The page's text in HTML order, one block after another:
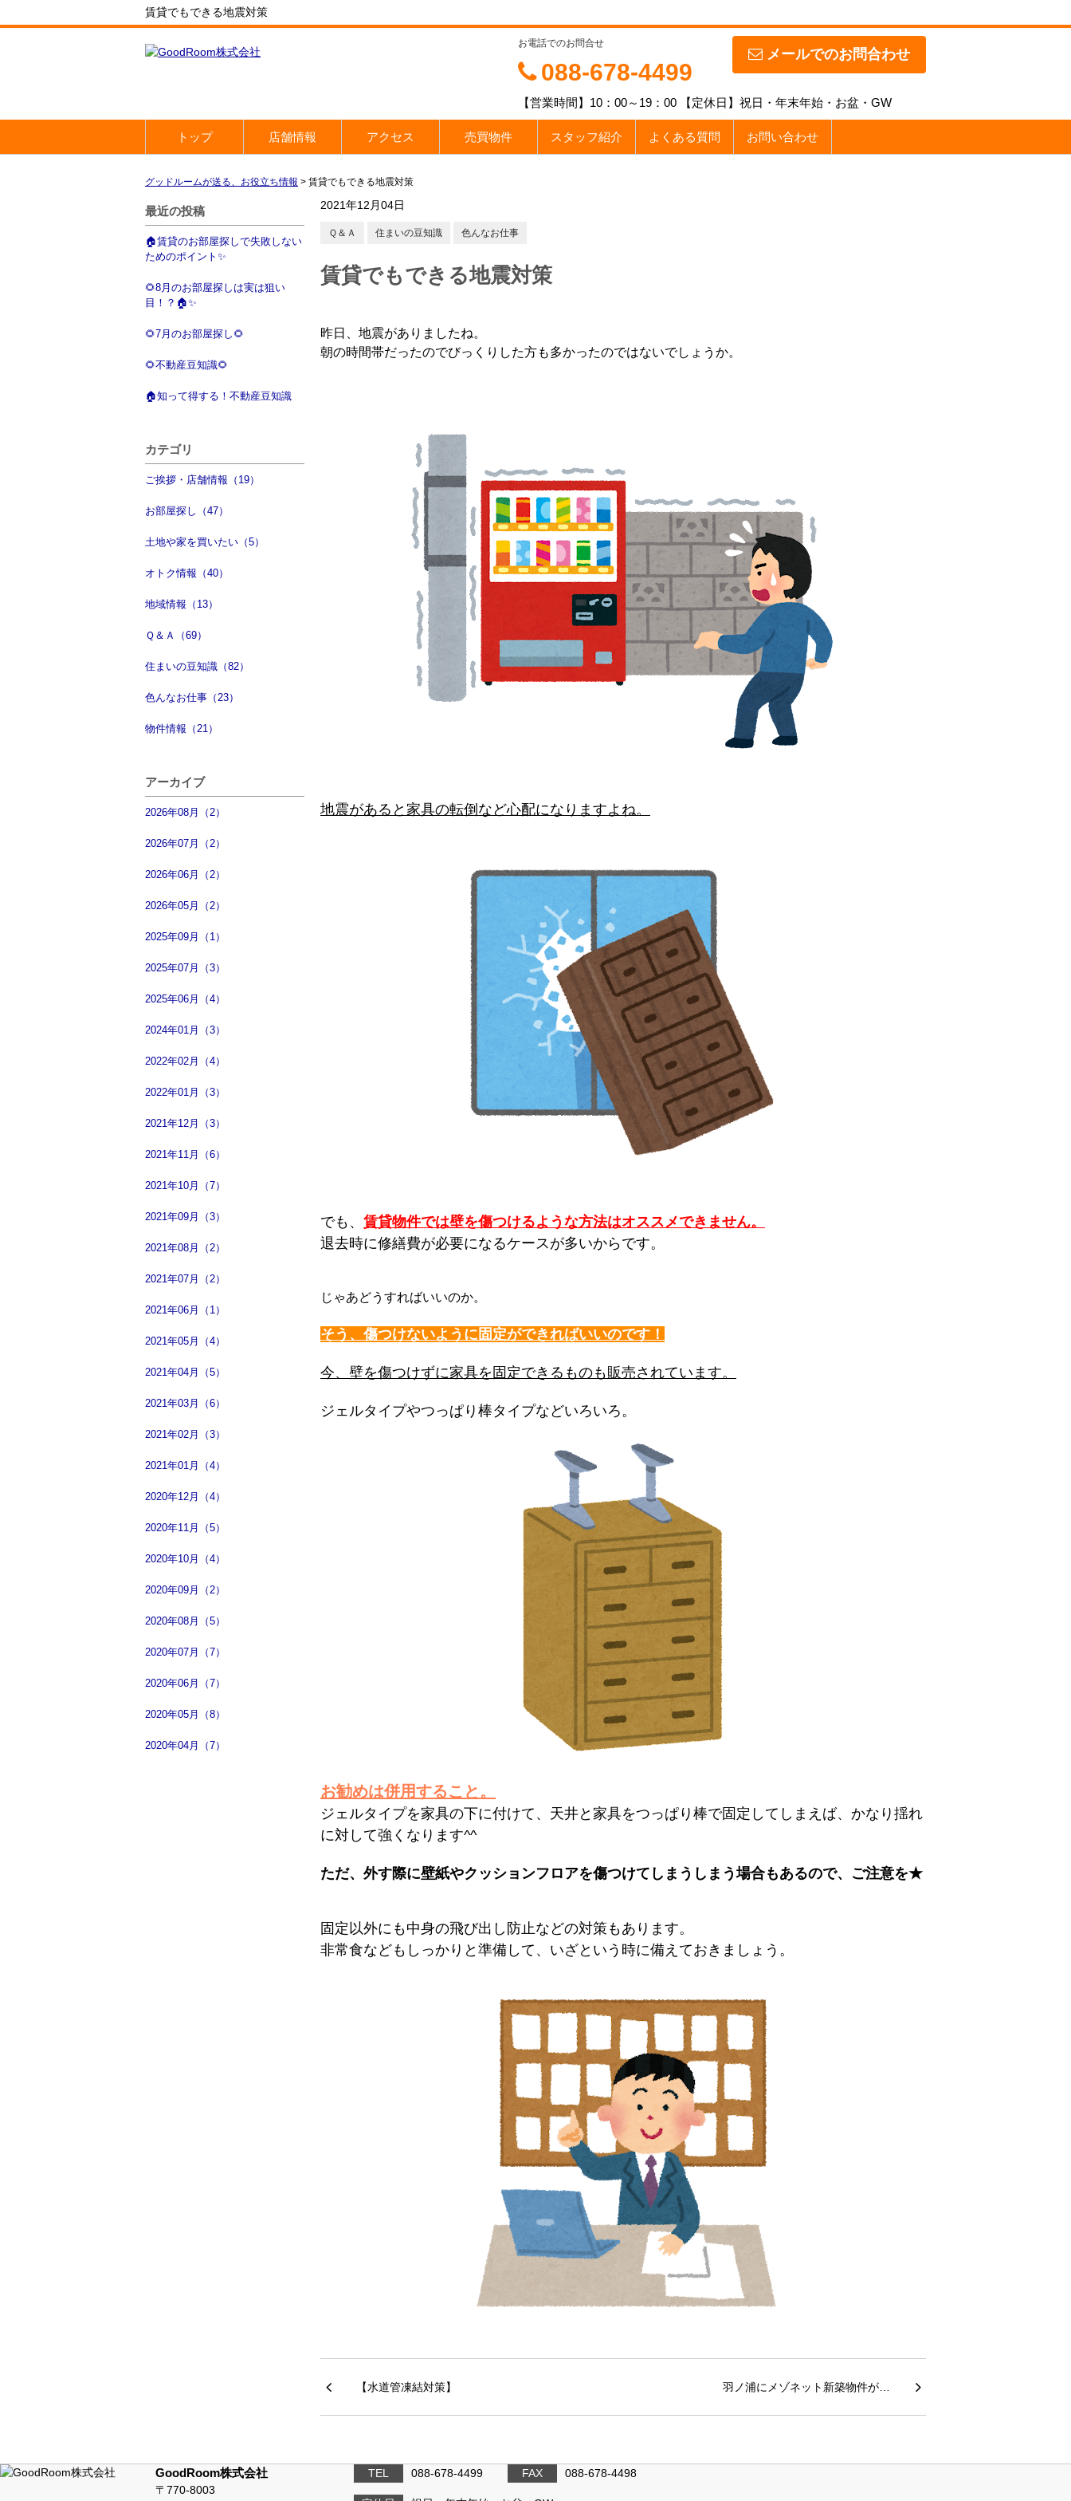
賃貸でもできる地震対策
メールでのお問合わせ
お電話でのお問合せ
088-678-4499
【営業時間】10：00～19：00 【定休日】祝日・年末年始・お盆・GW
トップ 店舗情報 アクセス 売買物件 スタッフ紹介 よくある質問 お問い合わせ
グッドルームが送る、お役立ち情報 > 賃貸でもできる地震対策
最近の投稿
🏠賃貸のお部屋探しで失敗しない
ためのポイント✨
🌻8月のお部屋探しは実は狙い
目！？🏠✨
🌻7月のお部屋探し🌻
🌻不動産豆知識🌻
🏠知って得する！不動産豆知識
カテゴリ
ご挨拶・店舗情報（19）
お部屋探し（47）
土地や家を買いたい（5）
オトク情報（40）
地域情報（13）
Ｑ＆Ａ（69）
住まいの豆知識（82）
色んなお仕事（23）
物件情報（21）
アーカイブ
2026年08月（2）
2026年07月（2）
2026年06月（2）
2026年05月（2）
2025年09月（1）
2025年07月（3）
2025年06月（4）
2024年01月（3）
2022年02月（4）
2022年01月（3）
2021年12月（3）
2021年11月（6）
2021年10月（7）
2021年09月（3）
2021年08月（2）
2021年07月（2）
2021年06月（1）
2021年05月（4）
2021年04月（5）
2021年03月（6）
2021年02月（3）
2021年01月（4）
2020年12月（4）
2020年11月（5）
2020年10月（4）
2020年09月（2）
2020年08月（5）
2020年07月（7）
2020年06月（7）
2020年05月（8）
2020年04月（7）
2021年12月04日
Ｑ＆Ａ 住まいの豆知識 色んなお仕事
賃貸でもできる地震対策
昨日、地震がありましたね。
朝の時間帯だったのでびっくりした方も多かったのではないでしょうか。
地震があると家具の転倒など心配になりますよね。
でも、 賃貸物件では壁を傷つけるような方法はオススメできません。
退去時に修繕費が必要になるケースが多いからです。
じゃあどうすればいいのか。
そう、傷つけないように固定ができればいいのです！
今、壁を傷つけずに家具を固定できるものも販売されています。
ジェルタイプやつっぱり棒タイプなどいろいろ。
お勧めは併用すること。
ジェルタイプを家具の下に付けて、天井と家具をつっぱり棒で固定してしまえば、かなり揺れ
に対して強くなります^^
ただ、外す際に壁紙やクッションフロアを傷つけてしまうしまう場合もあるので、ご注意を★
固定以外にも中身の飛び出し防止などの対策もあります。
非常食などもしっかりと準備して、いざという時に備えておきましょう。
【水道管凍結対策】 羽ノ浦にメゾネット新築物件が…
GoodRoom株式会社
〒770-8003
TEL 088-678-4499 FAX 088-678-4498